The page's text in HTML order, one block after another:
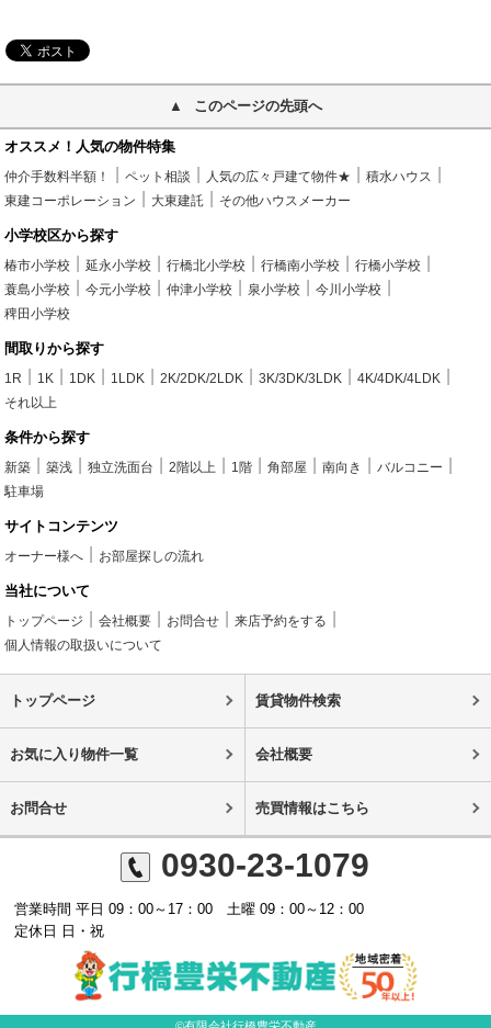
このページの先頭へ
オススメ！人気の物件特集
仲介手数料半額！ ペット相談 人気の広々戸建て物件★
積水ハウス
東建コーポレーション
大東建託 その他ハウスメーカー
小学校区から探す
椿市小学校 延永小学校 行橋北小学校 行橋南小学校
行橋小学校
蓑島小学校
今元小学校 仲津小学校 泉小学校
今川小学校
稗田小学校
間取りから探す
1R 1K 1DK 1LDK 2K/2DK/2LDK 3K/3DK/3LDK
4K/4DK/4LDK
それ以上
条件から探す
新築 築浅 独立洗面台 2階以上 1階 角部屋 南向き
バルコニー
駐車場
サイトコンテンツ
オーナー様へ お部屋探しの流れ
当社について
トップページ 会社概要 お問合せ
来店予約をする
個人情報の取扱いについて
トップページ 賃貸物件検索
お気に入り物件一覧 会社概要
お問合せ 売買情報はこちら
0930-23-1079
営業時間 平日 09：00～17：00 土曜 09：00～12：00
定休日 日・祝